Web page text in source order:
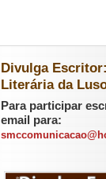
Divulga
Literária da
Para participar
email para: